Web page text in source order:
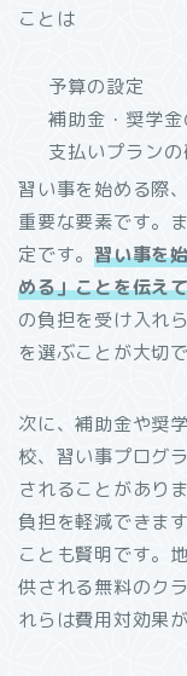
ことは
予算の設定
補助金・奨学金
支払いプラン
習い事を始める際
重要な要素です。
定です。習い事を
める」ことを伝え
の負担を受け入れ
を選ぶことが大切で
次に、補助金や奨
校、習い事プログ
されることがあり
負担を軽減できま
ことも賢明です。
供される無料のク
れらは費用対効果